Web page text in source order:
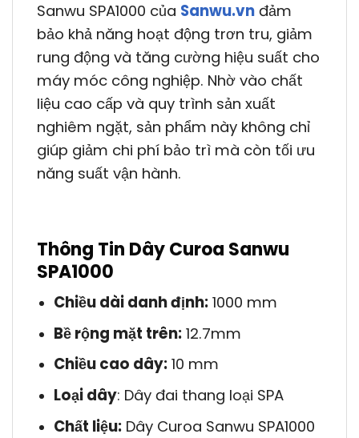
Sanwu SPA1000 của Sanwu.vn đảm
bảo khả năng hoạt động trơn tru, giảm
rung động và tăng cường hiệu suất cho
máy móc công nghiệp. Nhờ vào chất
liệu cao cấp và quy trình sản xuất
nghiêm ngặt, sản phẩm này không chỉ
giúp giảm chi phí bảo trì mà còn tối ưu
năng suất vận hành.
Thông Tin Dây Curoa Sanwu
SPA1000
Chiều dài danh định:1000 mm
Bề rộng mặt trên:12.7mm
Chiều cao dây:10 mm
Loại dây: Dây đai thang loại SPA
Chất liệu:Dây Curoa Sanwu SPA1000